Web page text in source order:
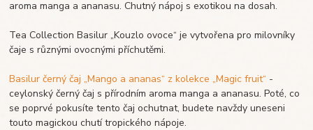
aroma manga a ananasu. Chutný nápoj s exotikou na dosah.
Tea Collection Basilur „Kouzlo ovoce“ je vytvořena pro milovníky
čaje s různými ovocnými příchutěmi.
Basilur černý čaj „Mango a ananas“ z kolekce „Magic fruit“ -
ceylonský černý čaj s přírodním aroma manga a ananasu.Poté, co
se poprvé pokusíte tento čaj ochutnat, budete navždy uneseni
touto magickou chutí tropického nápoje.